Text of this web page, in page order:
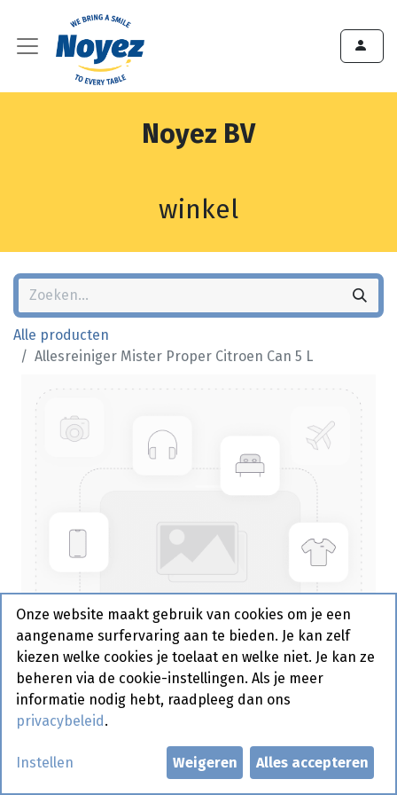
Noyez BV
winkel
Alle producten
Allesreiniger Mister Proper Citroen Can 5 L
Allesreiniger Mister Proper
Onze website maakt gebruik van cookies om je een
aangename surfervaring aan te bieden. Je kan zelf
kiezen welke cookies je toelaat en welke niet. Je kan ze
beheren via de cookie-instellingen. Als je meer
informatie nodig hebt, raadpleeg dan ons
privacybeleid .
Instellen Weigeren Alles accepteren